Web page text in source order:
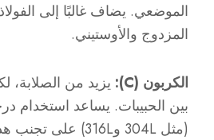
الموضعي. يضاف غالبًا إلى
المزدوج والأوستيني.
الكربون (C):
يزيد من الصلابة،
بين الحبيبات. يساعد استخدام
(مثل 304L و316L) على تجنب هذه المشكلة.